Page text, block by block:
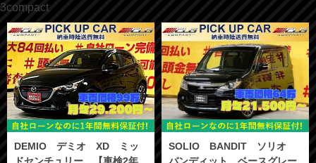
3compact
DEMIO デミオ XD ミッ
SOLIO BANDIT ソリオ